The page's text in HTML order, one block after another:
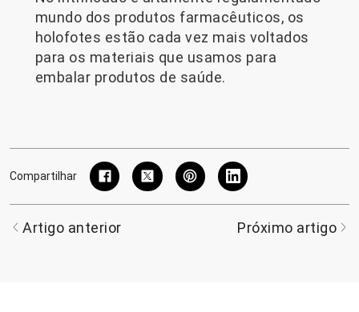
mundo dos produtos farmacêuticos, os
holofotes estão cada vez mais voltados
para os materiais que usamos para
embalar produtos de saúde.
Compartilhar
Artigo anterior Próximo artigo